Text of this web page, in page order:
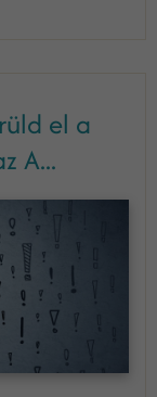
el a
A...